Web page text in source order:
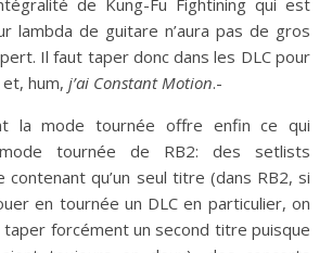
de Kung-Fu Fightining qui est
lambda de guitare n’aura pas de gros
Il faut taper donc dans les DLC pour
hum, j’ai Constant Motion.-
la mode tournée offre enfin ce qui
tournée de RB2: des setlists
contenant qu’un seul titre (dans RB2, si
en tournée un DLC en particulier, on
forcément un second titre puisque